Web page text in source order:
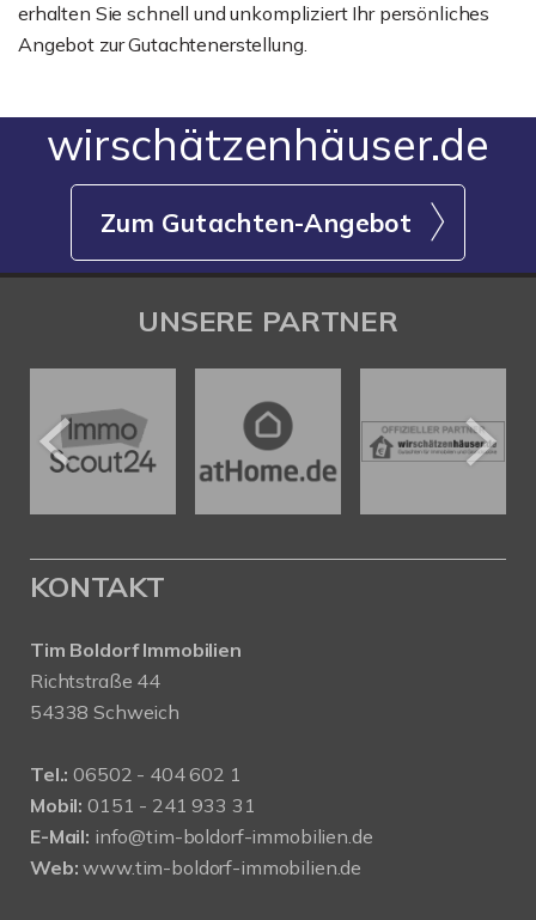
erhalten Sie schnell und unkompliziert Ihr persönliches
Angebot zur Gutachtenerstellung.
wirschätzenhäuser.de
Zum Gutachten-Angebot
UNSERE PARTNER
KONTAKT
Tim Boldorf Immobilien
Richtstraße 44
54338 Schweich
Tel.: 06502 - 404 602 1
Mobil: 0151 - 241 933 31
E-Mail: info@tim-boldorf-immobilien.de
Web:www.tim-boldorf-immobilien.de